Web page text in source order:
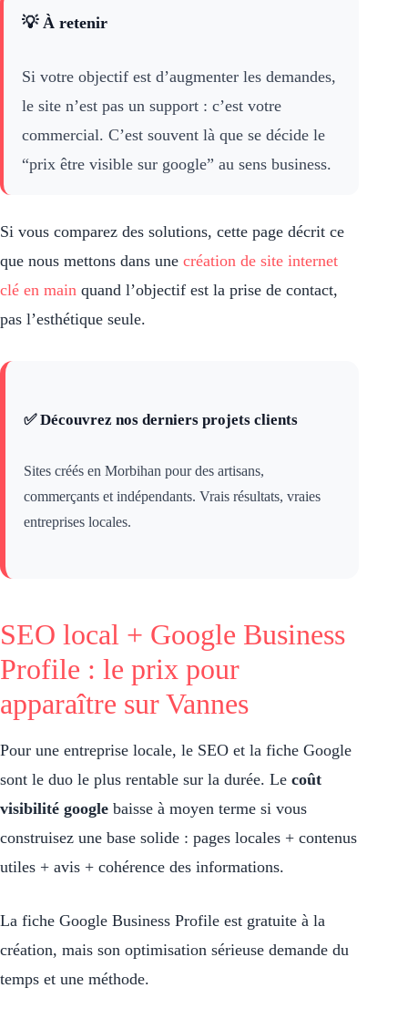
💡 À retenir
Si votre objectif est d’augmenter les demandes,
le site n’est pas un support : c’est votre
commercial. C’est souvent là que se décide le
“prix être visible sur google” au sens business.
Si vous comparez des solutions, cette page décrit ce
que nous mettons dans une création de site internet
clé en main quand l’objectif est la prise de contact,
pas l’esthétique seule.
✅ Découvrez nos derniers projets clients
Sites créés en Morbihan pour des artisans,
commerçants et indépendants. Vrais résultats, vraies
entreprises locales.
SEO local + Google Business
Profile : le prix pour
apparaître sur Vannes
Pour une entreprise locale, le SEO et la fiche Google
sont le duo le plus rentable sur la durée. Le coût
visibilité google baisse à moyen terme si vous
construisez une base solide : pages locales + contenus
utiles + avis + cohérence des informations.
La fiche Google Business Profile est gratuite à la
création, mais son optimisation sérieuse demande du
temps et une méthode.